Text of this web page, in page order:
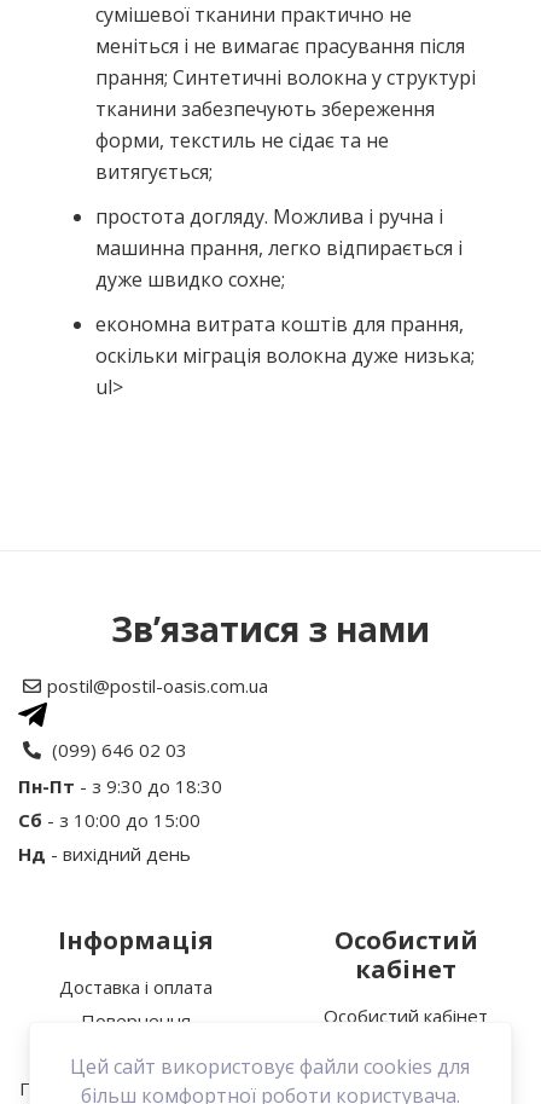
сумішевої тканини практично не
меніться і не вимагає прасування після
прання; Синтетичні волокна у структурі
тканини забезпечують збереження
форми, текстиль не сідає та не
витягується;
простота догляду. Можлива і ручна і
машинна прання, легко відпирається і
дуже швидко сохне;
економна витрата коштів для прання,
оскільки мiграція волокна дуже низька;
ul>
Рейтинг
Ваш відгук
Увага:HTML не підтримується!
Продовжити
Цей сайт використовує файли cookies для
більш комфортної роботи користувача.
Зв’язатися з нами
postil@postil-oasis.com.ua
(099) 646 02 03
Пн-Пт - з 9:30 до 18:30
Сб - з 10:00 до 15:00
Нд - вихідний день
Інформація
Доставка і оплата
Повернення
Про нас
Політика конфіденційності
Особистий
кабінет
Особистий кабінет
Мої закладки